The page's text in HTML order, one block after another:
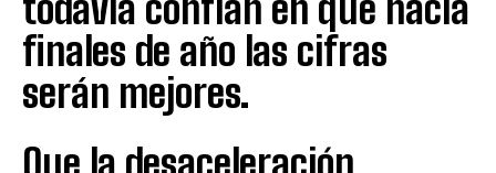
finales de año las cifras
serán mejores.
Que la desaceleración